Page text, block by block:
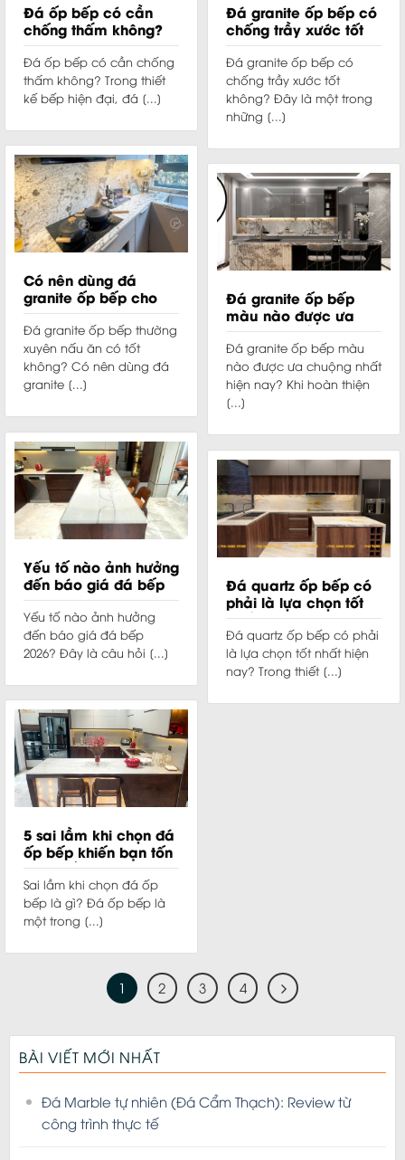
Đá ốp bếp có cần
chống thấm không?
Tại sao?
Đá ốp bếp có cần chống
thấm không? Trong thiết
kế bếp hiện đại, đá [...]
Đá granite ốp bếp có
chống trầy xước tốt
không?
Đá granite ốp bếp có
chống trầy xước tốt
không? Đây là một trong
những [...]
Có nên dùng đá
granite ốp bếp cho
gia đình thường xuyên
nấu ăn?
Đá granite ốp bếp thường
xuyên nấu ăn có tốt
không? Có nên dùng đá
granite [...]
Đá granite ốp bếp
màu nào được ưa
chuộng nhất?
Đá granite ốp bếp màu
nào được ưa chuộng nhất
hiện nay? Khi hoàn thiện
[...]
Yếu tố nào ảnh hưởng
đến báo giá đá bếp
2026?
Yếu tố nào ảnh hưởng
đến báo giá đá bếp
2026? Đây là câu hỏi [...]
Đá quartz ốp bếp có
phải là lựa chọn tốt
nhất hiện nay?
Đá quartz ốp bếp có phải
là lựa chọn tốt nhất hiện
nay? Trong thiết [...]
5 sai lầm khi chọn đá
ốp bếp khiến bạn tốn
thêm tiền
Sai lầm khi chọn đá ốp
bếp là gì? Đá ốp bếp là
một trong [...]
1 2 3 4
BÀI VIẾT MỚI NHẤT
Đá Marble tự nhiên (Đá Cẩm Thạch): Review từ
công trình thực tế